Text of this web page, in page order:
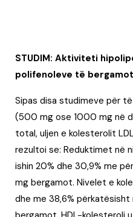
STUDIM: Aktiviteti
polifenoleve të
Sipas disa studimeve për
(500 mg ose 1000 mg në
total, uljen e kolesterolit
rezultoi se: Reduktimet në
ishin 20% dhe 30,9% me
mg bergamot. Nivelet e
dhe me 38,6%